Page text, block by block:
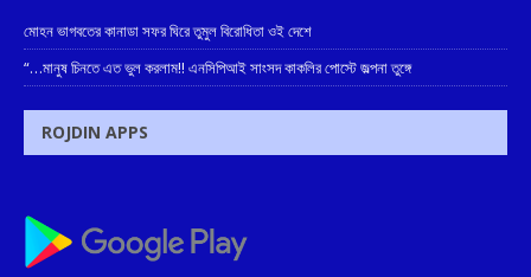
মোহন ভাগবতের কানাডা সফর ঘিরে তুমুল বিরোধিতা ওই দেশে
“…মানুষ চিনতে এত ভুল করলাম!! এনসিপিআই সাংসদ কাকলির পোস্টে জল্পনা তুঙ্গে
ROJDIN APPS